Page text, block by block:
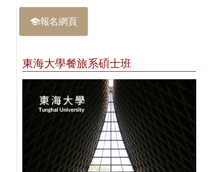
報名網頁
東海大學餐旅系碩士班